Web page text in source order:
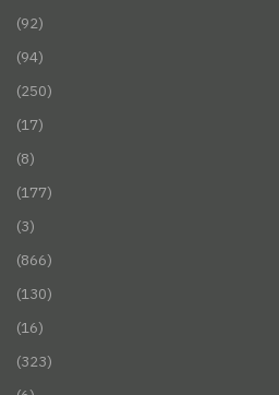
(92)
(94)
(250)
(17)
(8)
(177)
(3)
(866)
(130)
(16)
(323)